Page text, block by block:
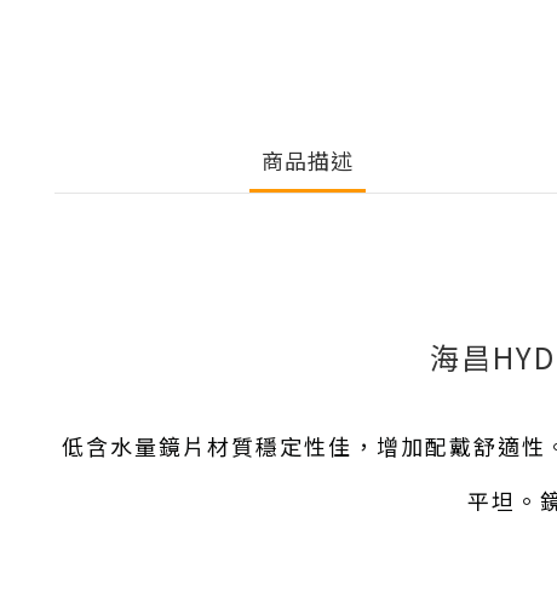
商品描述
海昌
低含水量鏡片材質穩定性佳，增加配戴舒適
平坦。